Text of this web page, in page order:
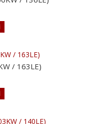
/ 163LE)